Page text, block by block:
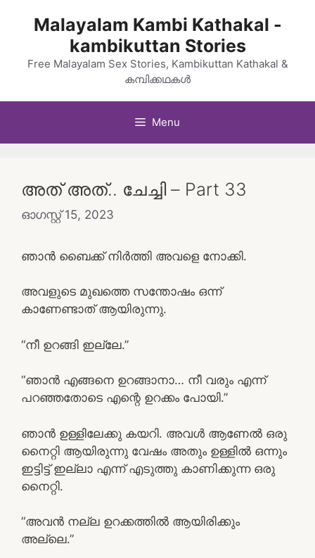
Malayalam Kambi Kathakal -
kambikuttan Stories
Free Malayalam Sex Stories, Kambikuttan Kathakal &
കമ്പിക്കഥകൾ
Menu
അത്‌ അത്.. ചേച്ചി – Part 33
ഓഗസ്റ്റ്‌ 15, 2023
ഞാൻ ബൈക്ക് നിർത്തി അവളെ നോക്കി.
അവളുടെ മുഖത്തെ സന്തോഷം ഒന്ന്
കാണേണ്ടാത് ആയിരുന്നു.
“നീ ഉറങ്ങി ഇല്ലേ.”
“ഞാൻ എങ്ങനെ ഉറങ്ങാനാ… നീ വരും എന്ന്
പറഞ്ഞതോടെ എന്റെ ഉറക്കം പോയി.”
ഞാൻ ഉള്ളിലേക്കു കയറി. അവൾ ആണേൽ ഒരു
നൈറ്റി ആയിരുന്നു വേഷം അതും ഉള്ളിൽ ഒന്നും
ഇട്ടിട്ട് ഇല്ലാ എന്ന് എടുത്തു കാണിക്കുന്ന ഒരു
നൈറ്റി.
“അവൻ നല്ല ഉറക്കത്തിൽ ആയിരിക്കും
അല്ലെ.”